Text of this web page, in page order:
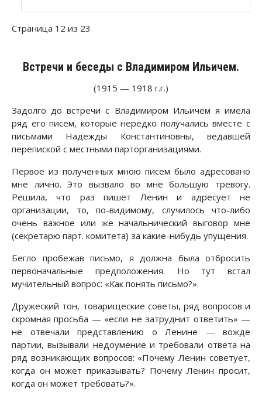
Страница 12 из 23
Встречи и беседы с Владимиром Ильичем.
(1915 — 1918 г.г.)
Задолго до встречи с Владимиром Ильичем я имела
ряд его писем, которые нередко получались вместе с
письмами Надежды Константиновны, ведавшей
перепиской с местными парторганизациями.
Первое из полученных мною писем было адресовано
мне лично. Это вызвало во мне большую тревогу.
Решила, что раз пишет Ленин и адресует не
организации, то, по-видимому, случилось что-либо
очень важное или же начальнический выговор мне
(секретарю парт. комитета) за какие-нибудь упущения.
Бегло пробежав письмо, я должна была отбросить
первоначальные предположения. Но тут встал
мучительный вопрос: «Как понять письмо?».
Дружеский тон, товарищеские советы, ряд вопросов и
скромная просьба — «если не затруднит ответить» —
не отвечали представлению о Ленине — вожде
партии, вызывали недоумение и требовали ответа на
ряд возникающих вопросов: «Почему Ленин советует,
когда он может приказывать? Почему Ленин просит,
когда он может требовать?».